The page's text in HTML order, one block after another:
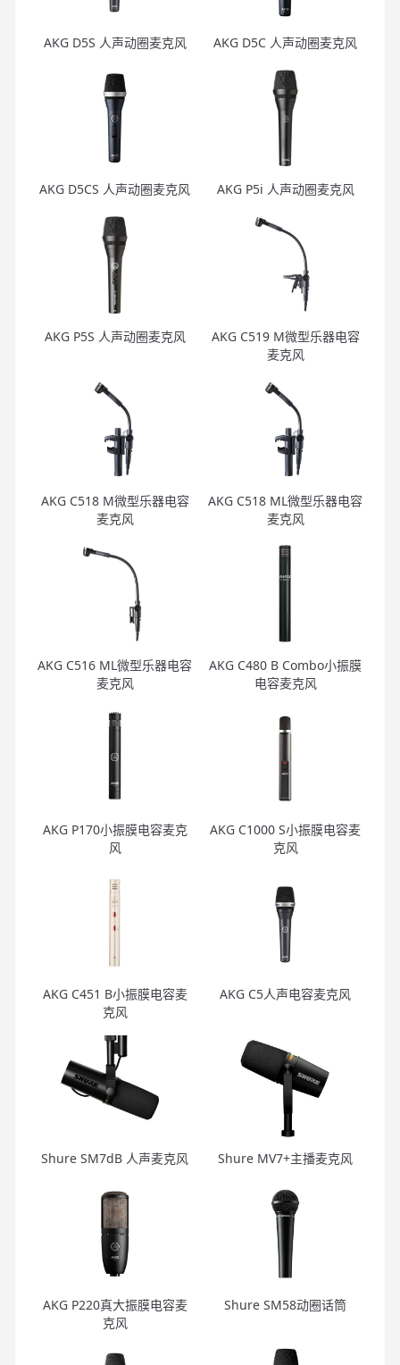
AKG D5S 人声动圈麦克风 AKG D5C 人声动圈麦克风
AKG D5CS 人声动圈麦克风 AKG P5i 人声动圈麦克风
AKG P5S 人声动圈麦克风
AKG C519 M微型乐器电容
麦克风
AKG C518 M微型乐器电容
麦克风
AKG C518 ML微型乐器电容
麦克风
AKG C516 ML微型乐器电容
麦克风
AKG C480 B Combo小振膜
电容麦克风
AKG P170小振膜电容麦克
风
AKG C1000 S小振膜电容麦
克风
AKG C451 B小振膜电容麦
克风
AKG C5人声电容麦克风
Shure SM7dB 人声麦克风 Shure MV7+主播麦克风
AKG P220真大振膜电容麦
克风
Shure SM58动圈话筒